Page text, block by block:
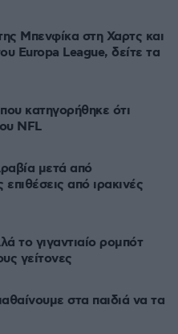
Μπενφίκα στη Χαρτς και
Europa League, δείτε τα
κατηγορήθηκε ότι
NFL
μετά από
από ιρακινές
το γιγαντιαίο ρομπότ
γείτονες
στα παιδιά να τα